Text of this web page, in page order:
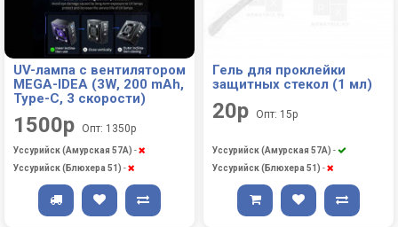
UV-лампа с вентилятором
MEGA-IDEA (3W, 200 mAh,
Type-C, 3 скорости)
1500р Опт: 1350р
Уссурийск (Амурская 57А) -
Уссурийск (Блюхера 51) -
Гель для проклейки
защитных стекол (1 мл)
20р Опт: 15р
Уссурийск (Амурская 57А) -
Уссурийск (Блюхера 51) -